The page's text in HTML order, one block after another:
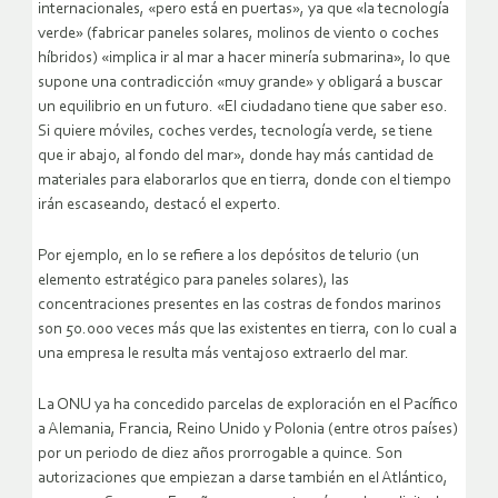
internacionales, «pero está en puertas», ya que «la tecnología
verde» (fabricar paneles solares, molinos de viento o coches
híbridos) «implica ir al mar a hacer minería submarina», lo que
supone una contradicción «muy grande» y obligará a buscar
un equilibrio en un futuro. «El ciudadano tiene que saber eso.
Si quiere móviles, coches verdes, tecnología verde, se tiene
que ir abajo, al fondo del mar», donde hay más cantidad de
materiales para elaborarlos que en tierra, donde con el tiempo
irán escaseando, destacó el experto.
Por ejemplo, en lo se refiere a los depósitos de telurio (un
elemento estratégico para paneles solares), las
concentraciones presentes en las costras de fondos marinos
son 50.000 veces más que las existentes en tierra, con lo cual a
una empresa le resulta más ventajoso extraerlo del mar.
La ONU ya ha concedido parcelas de exploración en el Pacífico
a Alemania, Francia, Reino Unido y Polonia (entre otros países)
por un periodo de diez años prorrogable a quince. Son
autorizaciones que empiezan a darse también en el Atlántico,